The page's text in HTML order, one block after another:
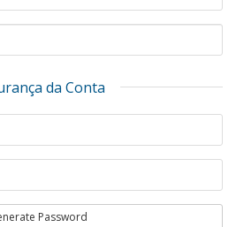
da Conta
Password